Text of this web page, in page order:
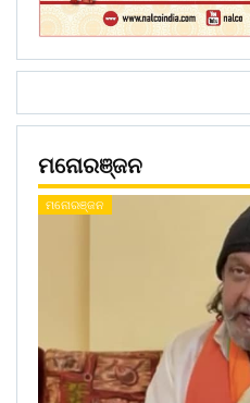
ମନୋରଞ୍ଜନ
ମନୋରଞ୍ଜନ